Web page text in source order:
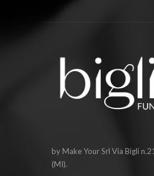
by Make Your Srl Via Bigli
(MI).